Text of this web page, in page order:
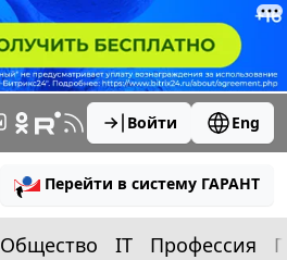
Войти Eng
Перейти в систему ГАРАНТ
Общество IT Профессия